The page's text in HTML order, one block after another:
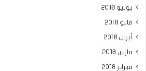
يونيو 2018
مايو 2018
أبريل 2018
مارس 2018
فبراير 2018